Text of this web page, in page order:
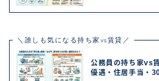
＼誰しも気になる持ち家vs賃貸／
公務員の持ち家vs
優遇・住居手当・